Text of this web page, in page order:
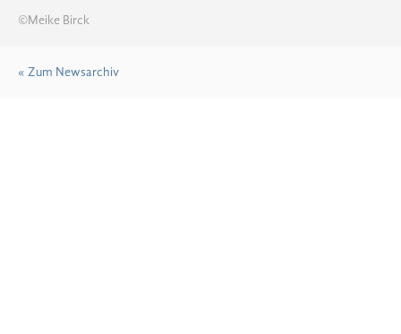
©Meike Birck
« Zum Newsarchiv